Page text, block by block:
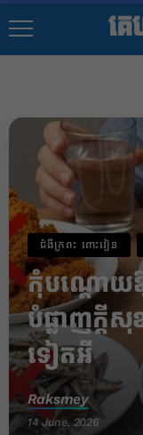
គ
ជំងឹក្រពះ ពោះវៀន
កុំបណ្តោយឱ្
បំផ្លាញក្តីសុ
ទៀតអី
Raksmey
14 June, 2026